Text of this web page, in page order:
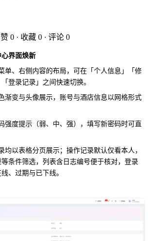
赞 0 · 收藏 0 · 评论 0
心界面焕新
单、右侧内容的布局，可在「个人信息」「修
登录记录」之间快速切换。
渐变与头像展示，账号与酒店信息以网格形式
强度提示（弱、中、强），填写新密码时可直
均以表格分页展示；操作记录默认仅看本人，
条件筛选，列表含日志编号便于核对，登录
、过期与已下线。